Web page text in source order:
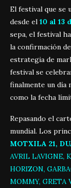
El festival que se
desde el 10 al 13
sepa, el festival
la confirmación
estrategia de
festival se
finalmente un día
como la fecha
Repasando el
mundial. Los
MOTXILA 21,
AVRIL LAVIGNE,
HORIZON,
MOMMY, GRETA